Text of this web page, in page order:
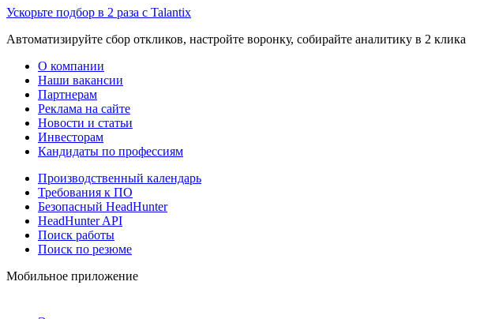
Ускорьте подбор в 2 раза с Talantix
Автоматизируйте сбор откликов, настройте воронку, собирайте аналитику в 2 клика
О компании
Наши вакансии
Партнерам
Реклама на сайте
Новости и статьи
Инвесторам
Кандидаты по профессиям
Производственный календарь
Требования к ПО
Безопасный HeadHunter
HeadHunter API
Поиск работы
Поиск по резюме
Мобильное приложение